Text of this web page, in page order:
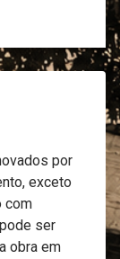
por
exceto
com
ser
obra em